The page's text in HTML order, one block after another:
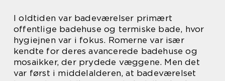
I oldtiden var badeværelser primært
offentlige badehuse og termiske bade, hvor
hygiejnen var i fokus. Romerne var især
kendte for deres avancerede badehuse og
mosaikker, der prydede væggene. Men det
var først i middelalderen, at badeværelset